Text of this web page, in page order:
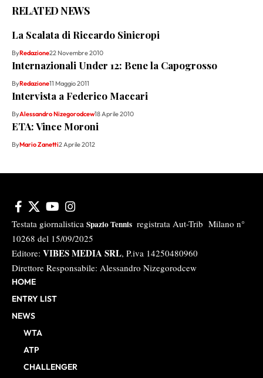
RELATED NEWS
La Scalata di Riccardo Sinicropi
ByRedazione22 Novembre 2010
Internazionali Under 12: Bene la Capogrosso
ByRedazione11 Maggio 2011
Intervista a Federico Maccari
ByAlessandro Nizegorodcew18 Aprile 2010
ETA: Vince Moroni
ByMario Zanetti2 Aprile 2012
Testata giornalistica Spazio Tennis registrata Aut-Trib Milano n°
10268 del 15/09/2025
Editore: VIBES MEDIA SRL, P.iva 14250480960
Direttore Responsabile: Alessandro Nizegorodcew
HOME
ENTRY LIST
NEWS
WTA
ATP
CHALLENGER